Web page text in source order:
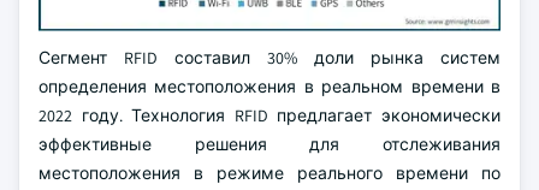
Сегмент RFID составил 30% доли рынка систем
определения местоположения в реальном времени в
2022 году. Технология RFID предлагает экономически
эффективные решения для отслеживания
местоположения в режиме реального времени по